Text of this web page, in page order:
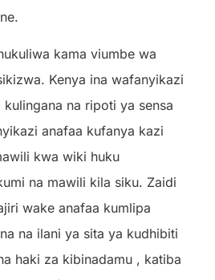
kama viumbe wa
Kenya ina wafanyikazi
na ripoti ya sensa
anafaa kufanya kazi
kwa wiki huku
na mawili kila siku. Zaidi
wake anafaa kumlipa
na ilani ya sita ya kudhibiti
haki za kibinadamu , katiba